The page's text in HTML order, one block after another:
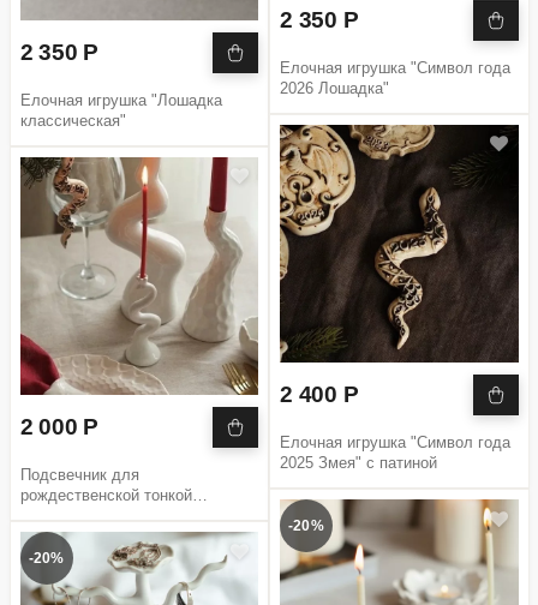
2 350 Р
Елочная игрушка "Лошадка
классическая"
2 000 Р
Подсвечник для
рождественской тонкой
-20%
2 350 Р
Елочная игрушка "Символ года
2026 Лошадка"
2 400 Р
Елочная игрушка "Символ года
2025 Змея" с патиной
-20%